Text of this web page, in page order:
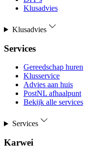
Klusadvies
Klusadvies
Services
Gereedschap huren
Klusservice
Advies aan huis
PostNL afhaalpunt
Bekijk alle services
Services
Karwei